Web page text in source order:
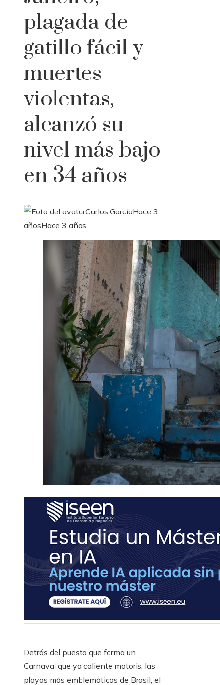
plagada de
gatillo fácil y
muertes
violentas,
alcanzó su
nivel más bajo
en 34 años
Carlos GarcíaHace 3
añosHace 3 años
Detrás del puesto que forma un
Carnaval que ya caliente motoris, las
playas más emblemáticas de Brasil, el